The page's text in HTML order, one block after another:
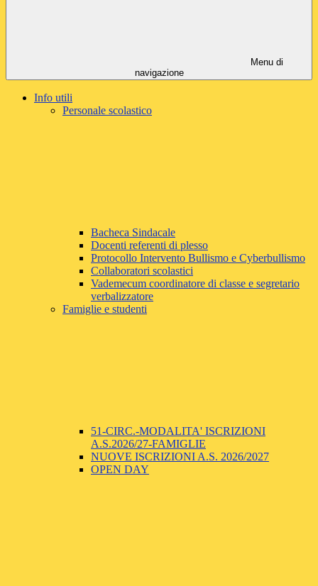
Menu di
navigazione
Info utili
Personale scolastico
Bacheca Sindacale
Docenti referenti di plesso
Protocollo Intervento Bullismo e Cyberbullismo
Collaboratori scolastici
Vademecum coordinatore di classe e segretario
verbalizzatore
Famiglie e studenti
51-CIRC.-MODALITA' ISCRIZIONI
A.S.2026/27-FAMIGLIE
NUOVE ISCRIZIONI A.S. 2026/2027
OPEN DAY